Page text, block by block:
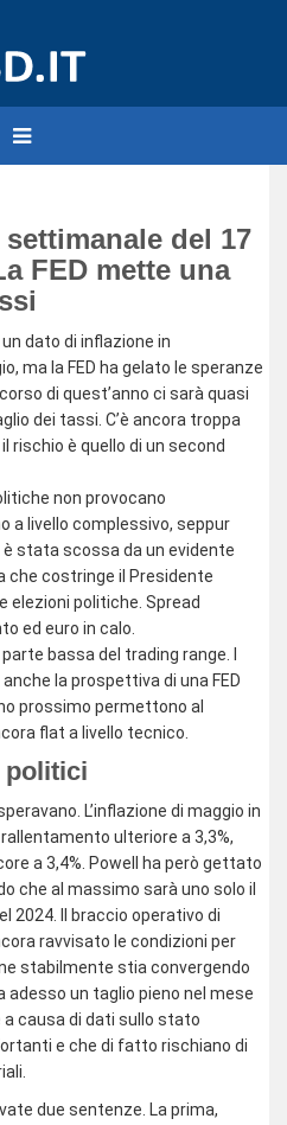
del 17
FED mette una
un dato di inflazione in
ma la FED ha gelato le speranze
di quest’anno ci sarà quasi
dei tassi. C’è ancora troppa
rischio è quello di un second
non provocano
a livello complessivo, seppur
stata scossa da un evidente
costringe il Presidente
elezioni politiche. Spread
ed euro in calo.
bassa del trading range. I
la prospettiva di una FED
prossimo permettono al
flat a livello tecnico.
politici
L’inflazione di maggio in
ulteriore a 3,3%,
a 3,4%. Powell ha però gettato
che al massimo sarà uno solo il
2024. Il braccio operativo di
ravvisato le condizioni per
stabilmente stia convergendo
adesso un taglio pieno nel mese
causa di dati sullo stato
e che di fatto rischiano di
due sentenze. La prima,